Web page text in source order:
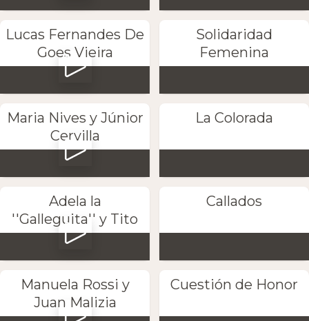
Lucas Fernandes De
Goes Vieira
Solidaridad
Femenina
Maria Nives y Júnior
Cervilla
La Colorada
Adela la
''Galleguita'' y Tito
Callados
Manuela Rossi y
Juan Malizia
Cuestión de Honor